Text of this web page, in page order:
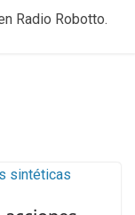
Radio Robotto.